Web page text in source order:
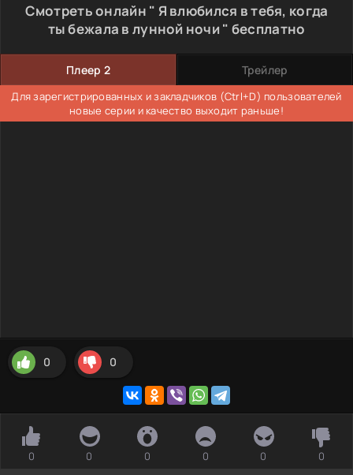
Смотреть онлайн " Я влюбился в тебя, когда
ты бежала в лунной ночи " бесплатно
Плеер 2 Трейлер
Для зарегистрированных и закладчиков (Ctrl+D) пользователей
новые серии и качество выходит раньше!
0 0
0 0 0 0 0 0